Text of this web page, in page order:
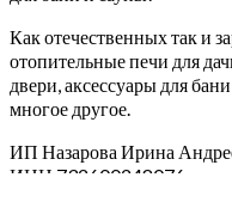
Как отечественных так и
отопительные печи для
двери, аксессуары для
многое другое.
ИП Назарова Ирина
ИНН 732600248076